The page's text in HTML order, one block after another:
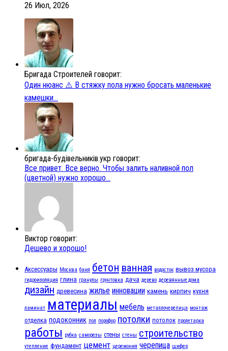
26 Июл, 2026
Бригада Строителей говорит:
Один нюанс ⚠️ В стяжку пола нужно бросать маленькие
камешки...
бригада-будівельників.укр говорит:
Все привет. Все верно. Чтобы залить наливной пол
(цветной) нужно хорошо...
Виктор говорит:
Дешево и хорошо!
Аксессуары Москва баня бетон ванная водосток вывоз мусора
гидроизоляция глина гранулы грунтовка дача дерево деревянные дома
дизайн древесина жилье инновации камень кирпич кухня
ламинат материалы мебель металлочерепица монтаж
отделка подоконник пол порофор потолки потолок пролетарка
работы рубка саморезы стены стены строительство
утепление фундамент цемент церемония черепица шифер